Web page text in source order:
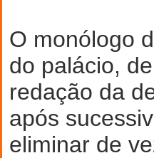
O monólogo
do palácio,
redação da
após
eliminar de